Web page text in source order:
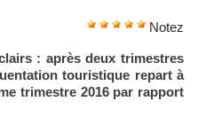
Notez
: après deux trimestres
touristique repart à
trimestre 2016 par rapport